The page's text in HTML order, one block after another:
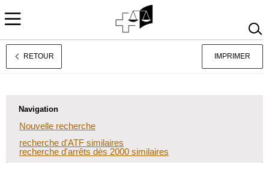
Deutsch
RETOUR IMPRIMER
Navigation
Nouvelle recherche
recherche d'ATF similaires
recherche d'arrêts dès 2000 similaires